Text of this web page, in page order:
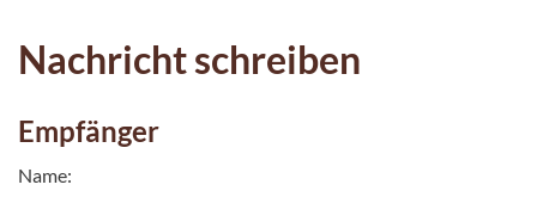
Nachricht schreiben
Empfänger
Name: